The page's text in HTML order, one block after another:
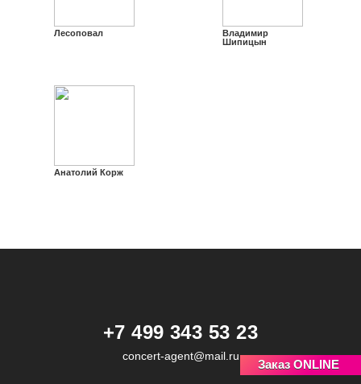
Заказ ONLINE
Лесоповал
Владимир
Шипицын
Анатолий Корж
+7 499 343 53 23
concert-agent@mail.ru